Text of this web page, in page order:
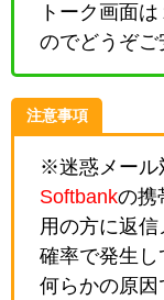
トーク画面
のでどうぞご
注意事項
※迷惑メール
Softbankの携
用の方に返
確率で発生し
何らかの原